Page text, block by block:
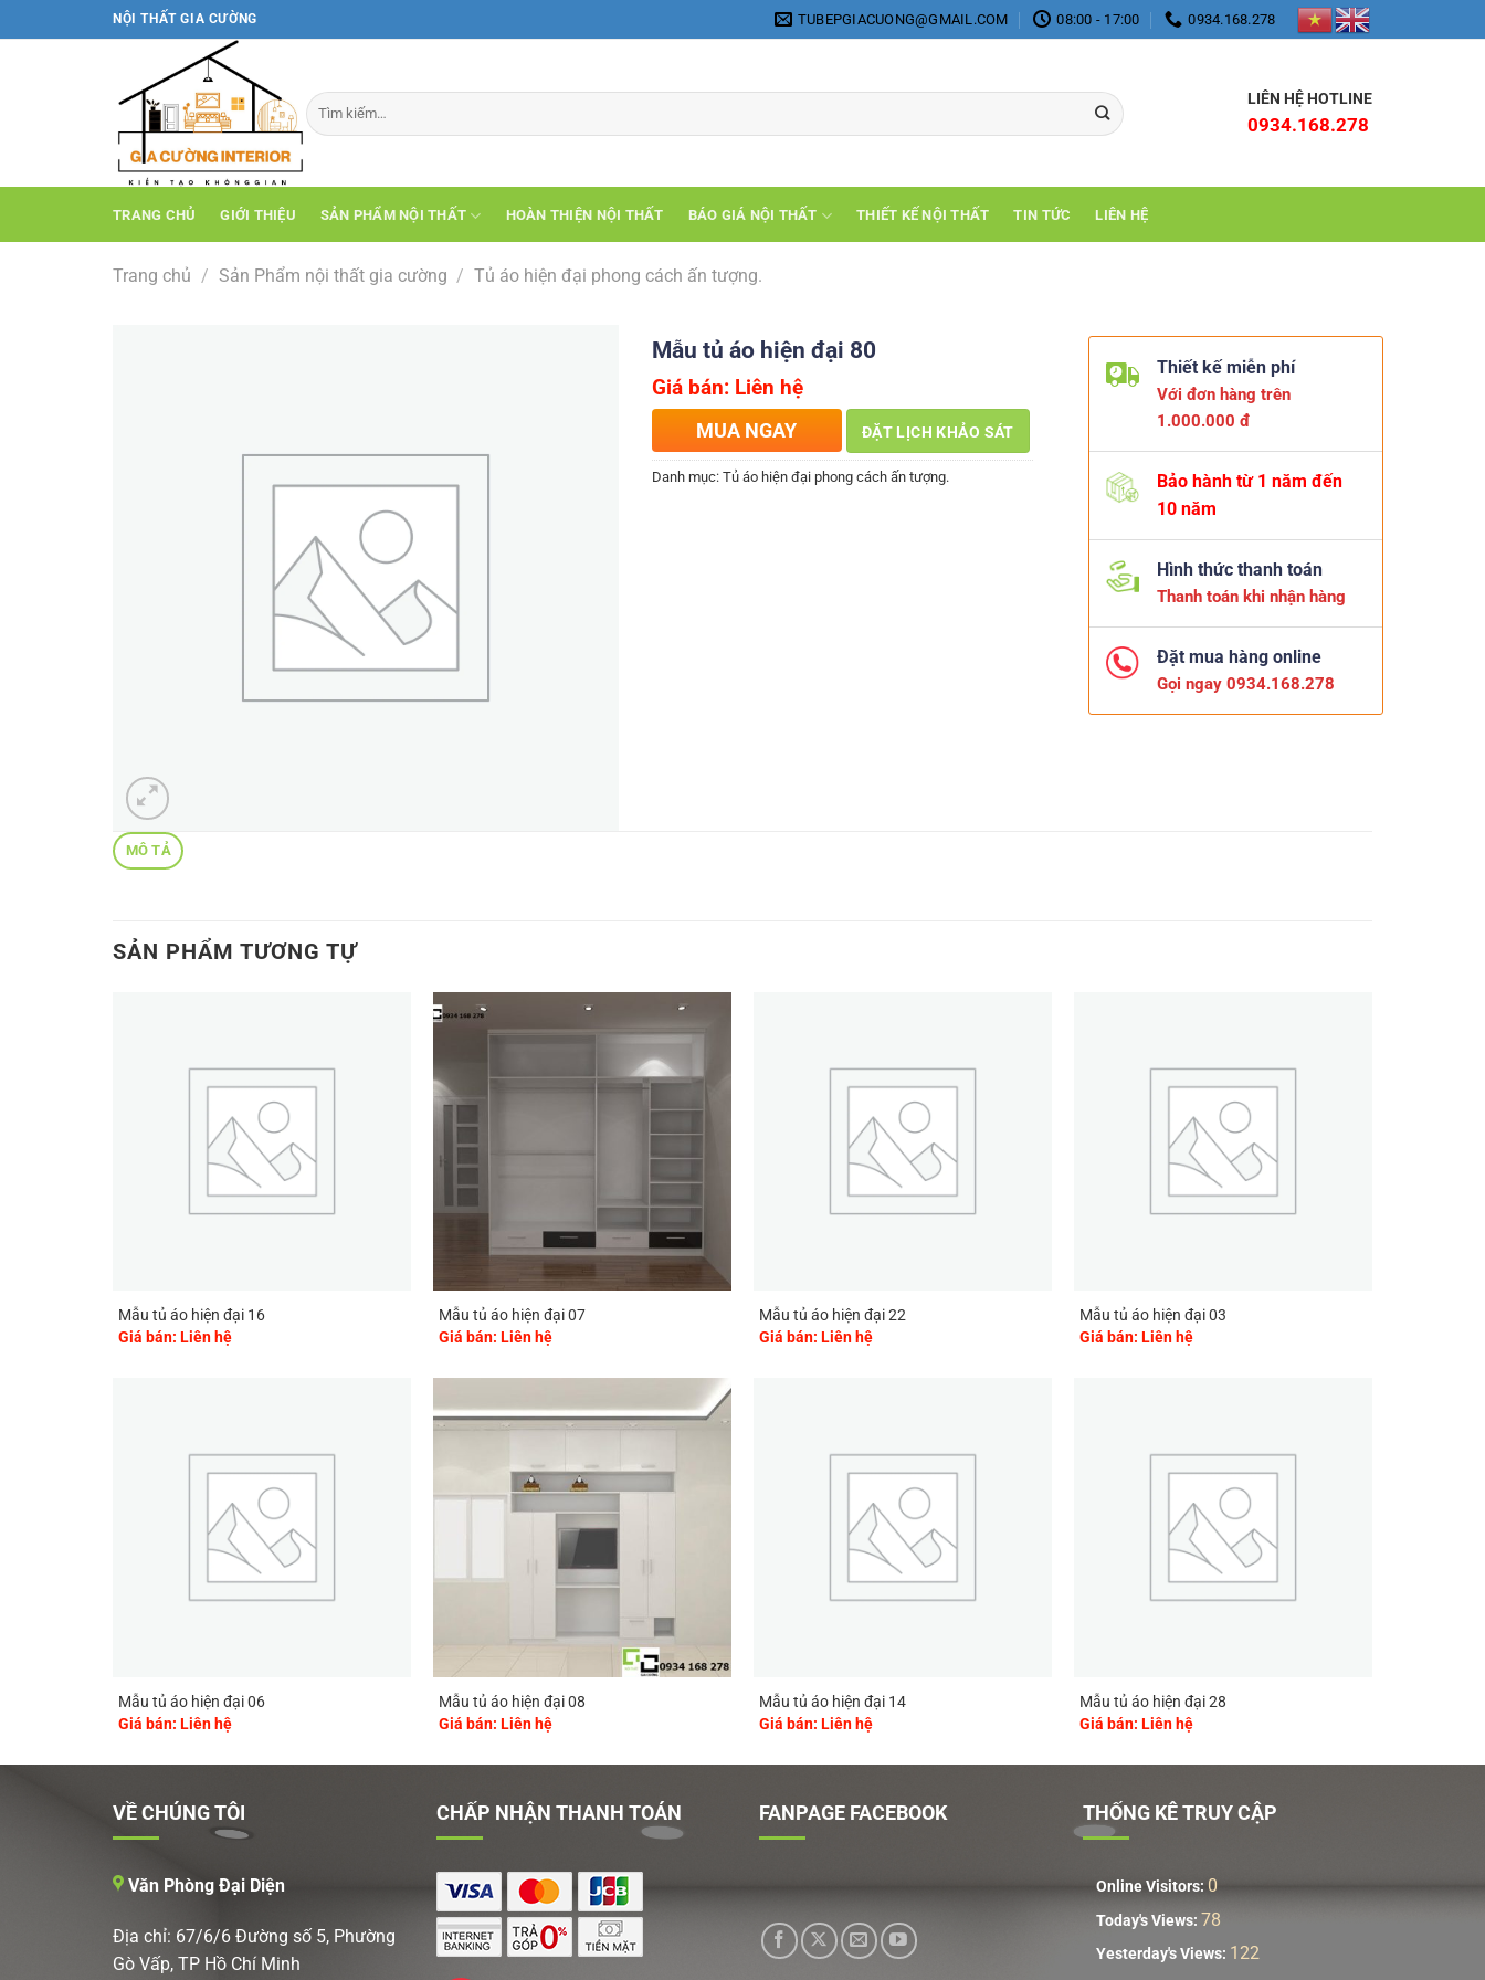
qua
NỘI THẤT GIA CƯỜNG TUBEPGIACUONG@GMAIL.COM 08:00 - 17:00 0934.168.278
LIÊN HỆ HOTLINE
0934.168.278
TRANG CHỦ GIỚI THIỆU SẢN PHẨM NỘI THẤT HOÀN THIỆN NỘI THẤT BÁO GIÁ NỘI THẤT THIẾT KẾ NỘI THẤT TIN TỨC LIÊN HỆ
Trang chủ / Sản Phẩm nội thất gia cường / Tủ áo hiện đại phong cách ấn tượng.
Mẫu tủ áo hiện đại 80
Giá bán: Liên hệ
MUA NGAY ĐẶT LỊCH KHẢO SÁT
Danh mục: Tủ áo hiện đại phong cách ấn tượng.
Thiết kế miễn phí
Với đơn hàng trên
1.000.000 đ
Bảo hành từ 1 năm đến
10 năm
Hình thức thanh toán
Thanh toán khi nhận hàng
Đặt mua hàng online
Gọi ngay 0934.168.278
MÔ TẢ
SẢN PHẨM TƯƠNG TỰ
Mẫu tủ áo hiện đại 16
Giá bán: Liên hệ
Mẫu tủ áo hiện đại 07
Giá bán: Liên hệ
Mẫu tủ áo hiện đại 22
Giá bán: Liên hệ
Mẫu tủ áo hiện đại 03
Giá bán: Liên hệ
Mẫu tủ áo hiện đại 06
Giá bán: Liên hệ
Mẫu tủ áo hiện đại 08
Giá bán: Liên hệ
Mẫu tủ áo hiện đại 14
Giá bán: Liên hệ
Mẫu tủ áo hiện đại 28
Giá bán: Liên hệ
VỀ CHÚNG TÔI
Văn Phòng Đại Diện
Địa chỉ: 67/6/6 Đường số 5, Phường
Gò Vấp, TP Hồ Chí Minh
CHẤP NHẬN THANH TOÁN FANPAGE FACEBOOK THỐNG KÊ TRUY CẬP
Online Visitors: 0
Today's Views: 78
Yesterday's Views: 122